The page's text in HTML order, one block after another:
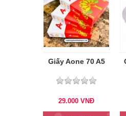
Giấy Aone 70 A5
29.000 VNĐ